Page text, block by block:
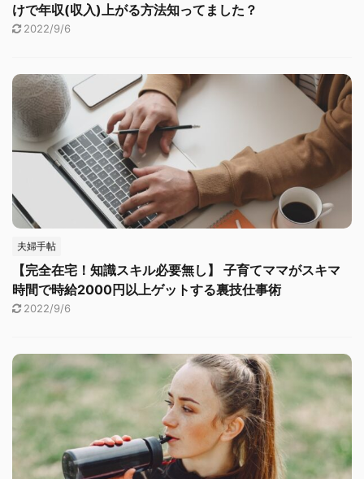
けで年収(収入)上がる方法知ってました？
2022/9/6
夫婦手帖
【完全在宅！知識スキル必要無し】 子育てママがスキマ
時間で時給2000円以上ゲットする裏技仕事術
2022/9/6